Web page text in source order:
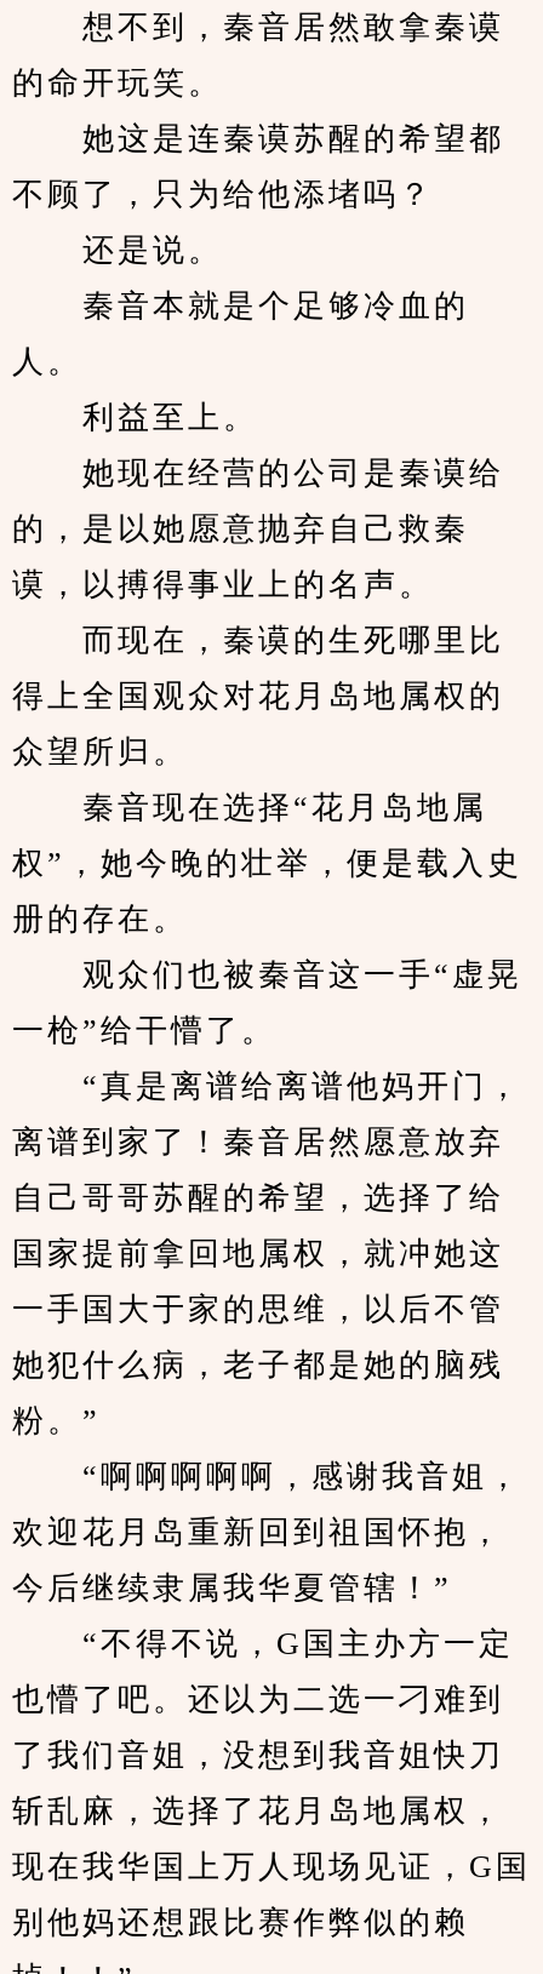
想不到，秦音居然敢拿秦谟
的命开玩笑。
她这是连秦谟苏醒的希望都
不顾了，只为给他添堵吗？
还是说。
秦音本就是个足够冷血的
人。
利益至上。
她现在经营的公司是秦谟给
的，是以她愿意抛弃自己救秦
谟，以搏得事业上的名声。
而现在，秦谟的生死哪里比
得上全国观众对花月岛地属权的
众望所归。
秦音现在选择“花月岛地属
权”，她今晚的壮举，便是载入史
册的存在。
观众们也被秦音这一手“虚晃
一枪”给干懵了。
“真是离谱给离谱他妈开门，
离谱到家了！秦音居然愿意放弃
自己哥哥苏醒的希望，选择了给
国家提前拿回地属权，就冲她这
一手国大于家的思维，以后不管
她犯什么病，老子都是她的脑残
粉。”
“啊啊啊啊啊，感谢我音姐，
欢迎花月岛重新回到祖国怀抱，
今后继续隶属我华夏管辖！”
“不得不说，G国主办方一定
也懵了吧。还以为二选一刁难到
了我们音姐，没想到我音姐快刀
斩乱麻，选择了花月岛地属权，
现在我华国上万人现场见证，G国
别他妈还想跟比赛作弊似的赖